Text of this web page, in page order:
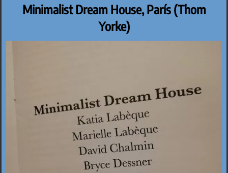
Minimalist Dream House, París (Thom
Yorke)